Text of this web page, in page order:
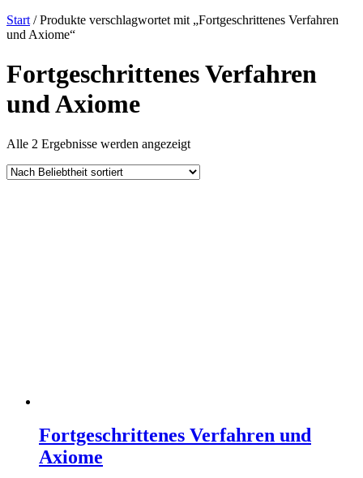
Start / Produkte verschlagwortet mit „Fortgeschrittenes Verfahren
und Axiome“
Fortgeschrittenes Verfahren
und Axiome
Alle 2 Ergebnisse werden angezeigtNach
sortiert
Fortgeschrittenes Verfahren und
Axiome